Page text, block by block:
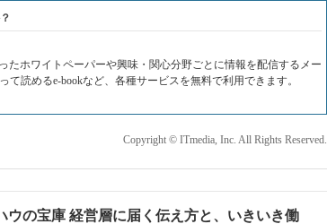
たホワイトペーパーや興味・関心分野ごとに情報を配信するメー
読めるe-bookなど、各種サービスを無料で利用できます。
Copyright © ITmedia, Inc. All Rights Reserved.